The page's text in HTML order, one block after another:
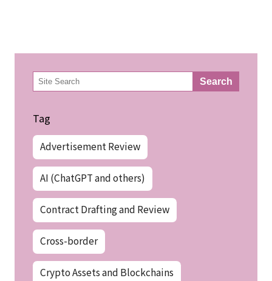
検
索 Search
Tag
Advertisement Review
AI (ChatGPT and others)
Contract Drafting and Review
Cross-border
Crypto Assets and Blockchains